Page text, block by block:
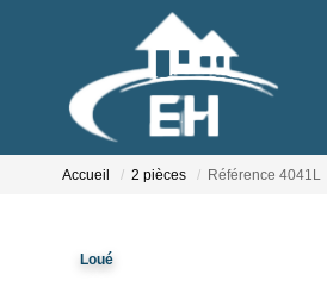
Accueil 2 pièces Référence 4041L
Loué